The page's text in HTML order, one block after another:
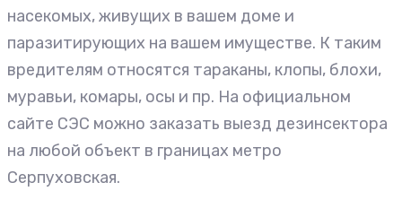
насекомых, живущих в вашем доме и
паразитирующих на вашем имуществе. К таким
вредителям относятся тараканы, клопы, блохи,
муравьи, комары, осы и пр. На официальном
сайте СЭС можно заказать выезд дезинсектора
на любой объект в границах метро
Серпуховская.